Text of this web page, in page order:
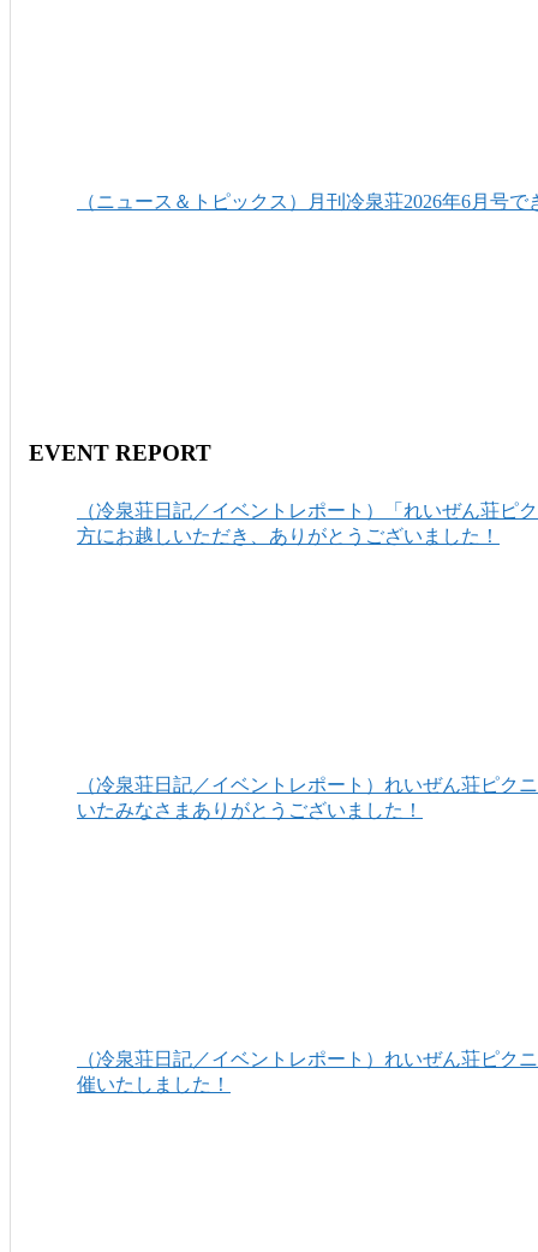
（ニュース＆トピックス）月刊冷泉荘2026年6月号で
EVENT REPORT
（冷泉荘日記／イベントレポート）「れいぜん荘ピ
方にお越しいただき、ありがとうございました！
（冷泉荘日記／イベントレポート）れいぜん荘ピク
いたみなさまありがとうございました！
（冷泉荘日記／イベントレポート）れいぜん荘ピク
催いたしました！